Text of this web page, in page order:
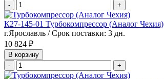
-
+
К27-145-01 Турбокомпрессор (Аналог Чехия)
г.Ярославль / Срок поставки: 3 дн.
10 824 ₽
В корзину
-
+